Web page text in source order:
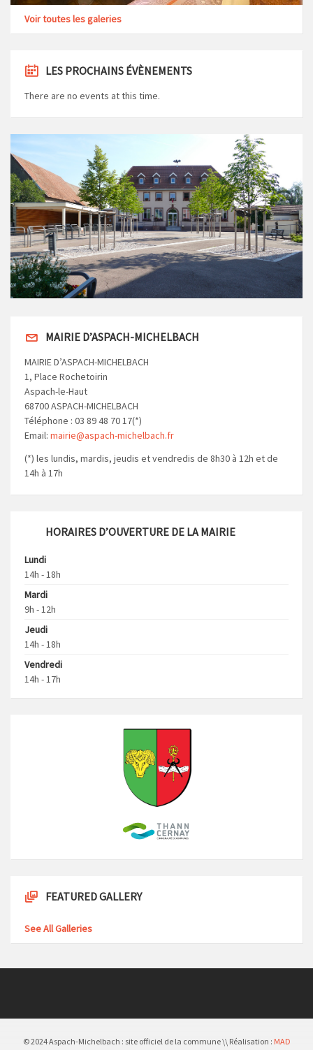
Voir toutes les galeries
LES PROCHAINS ÉVÈNEMENTS
There are no events at this time.
MAIRIE D’ASPACH-MICHELBACH
MAIRIE D’ASPACH-MICHELBACH
1, Place Rochetoirin
Aspach-le-Haut
68700 ASPACH-MICHELBACH
Téléphone : 03 89 48 70 17(*)
Email: mairie@aspach-michelbach.fr
(*) les lundis, mardis, jeudis et vendredis de 8h30 à 12h et de
14h à 17h
HORAIRES D’OUVERTURE DE LA MAIRIE
Lundi
14h - 18h
Mardi
9h - 12h
Jeudi
14h - 18h
Vendredi
14h - 17h
FEATURED GALLERY
See All Galleries
© 2024 Aspach-Michelbach : site officiel de la commune \\ Réalisation : MAD